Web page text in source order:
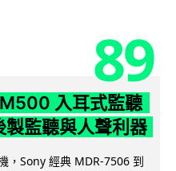
89
M500 入耳式監聽
監聽與人聲利器
，Sony 經典 MDR-7506 到